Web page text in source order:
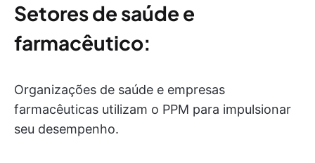
Setores de saúde e
farmacêutico:
Organizações de saúde e empresas
farmacêuticas utilizam o PPM para impulsionar
seu desempenho.